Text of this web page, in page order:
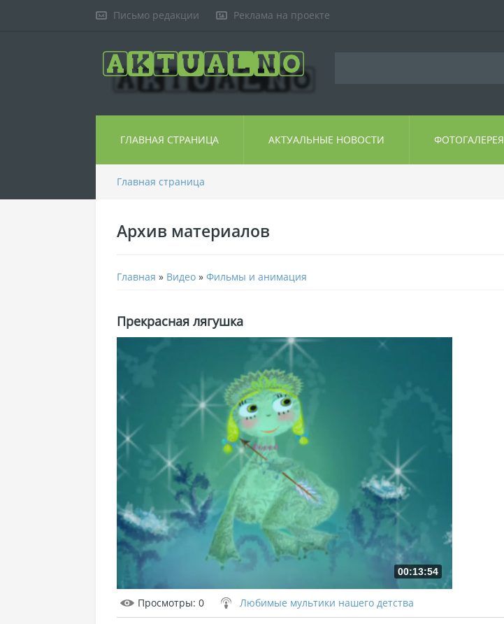
Письмо редакции Реклама на проекте
ГЛАВНАЯ СТРАНИЦА АКТУАЛЬНЫЕ НОВОСТИ ФОТОГАЛЕРЕЯ
Главная страница
Архив материалов
Главная » Видео » Фильмы и анимация
Прекрасная лягушка
00:13:54
Просмотры: 0 Любимые мультики нашего детства